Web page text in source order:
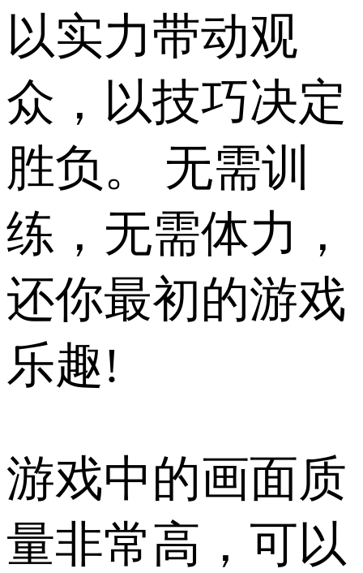
以实力带动观
众，以技巧决定
胜负。 无需训
练，无需体力，
还你最初的游戏
乐趣!
游戏中的画面质
量非常高，可以